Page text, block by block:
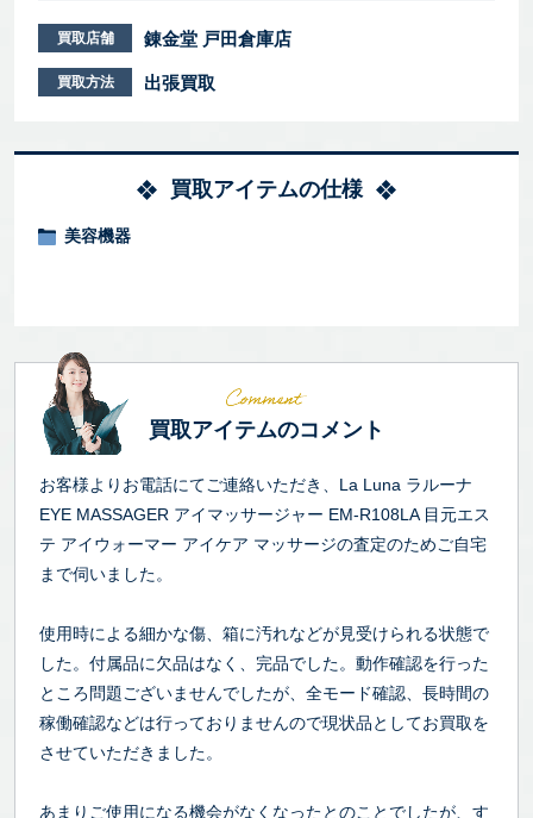
買取店舗 錬金堂 戸田倉庫店
買取方法 出張買取
買取アイテムの仕様
美容機器
買取アイテムのコメント
お客様よりお電話にてご連絡いただき、La Luna ラルーナ
EYE MASSAGER アイマッサージャー EM-R108LA 目元エス
テ アイウォーマー アイケア マッサージの査定のためご自宅
まで伺いました。
使用時による細かな傷、箱に汚れなどが見受けられる状態で
した。付属品に欠品はなく、完品でした。動作確認を行った
ところ問題ございませんでしたが、全モード確認、長時間の
稼働確認などは行っておりませんので現状品としてお買取を
させていただきました。
あまりご使用になる機会がなくなったとのことでしたが、す